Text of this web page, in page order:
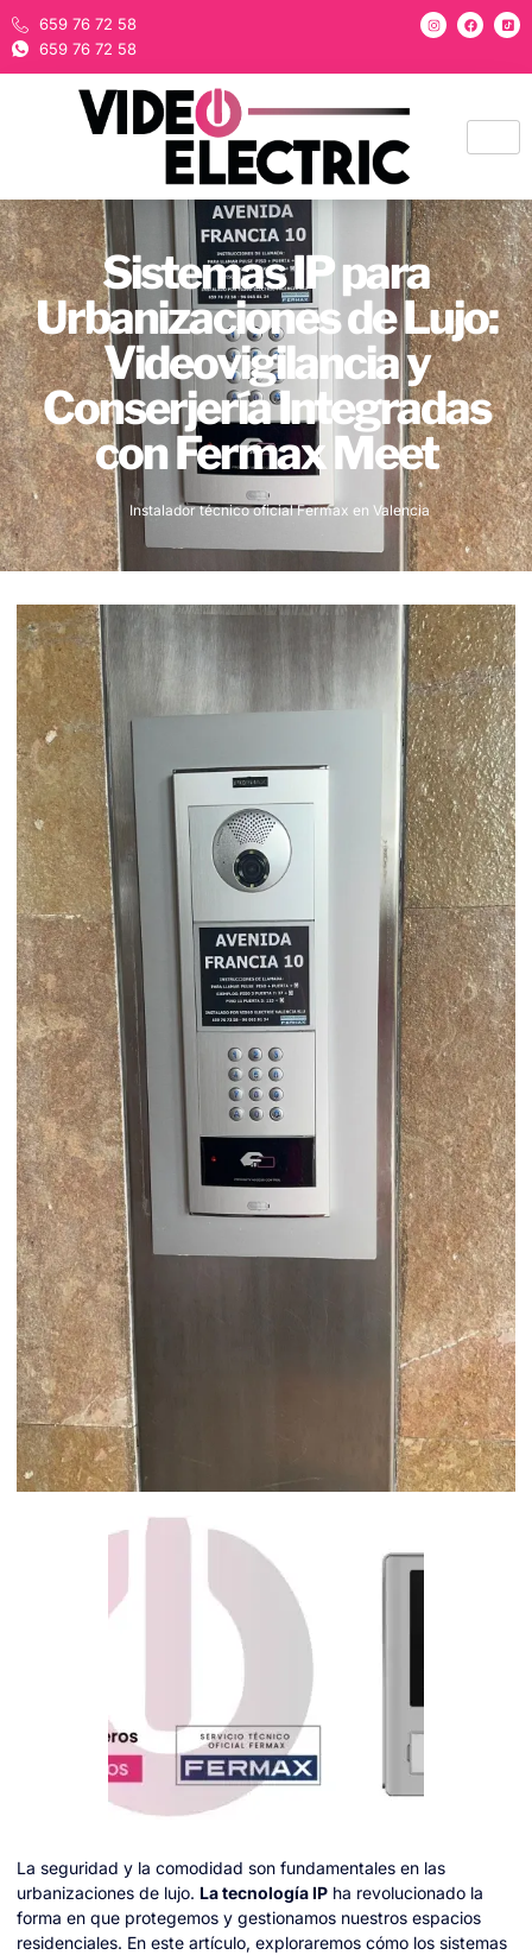
659 76 72 58
659 76 72 58
Sistemas IP para
Urbanizaciones de Lujo:
Videovigilancia y
Conserjería Integradas
con Fermax Meet
Instalador técnico oficial Fermax en Valencia
La seguridad y la comodidad son fundamentales en las
urbanizaciones de lujo. La tecnología IP ha revolucionado la
forma en que protegemos y gestionamos nuestros espacios
residenciales. En este artículo, exploraremos cómo los sistemas